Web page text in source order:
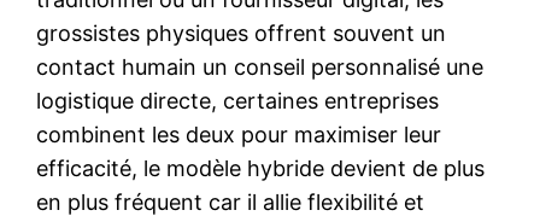
grossistes physiques offrent souvent un
contact humain un conseil personnalisé une
logistique directe, certaines entreprises
combinent les deux pour maximiser leur
efficacité, le modèle hybride devient de plus
en plus fréquent car il allie flexibilité et